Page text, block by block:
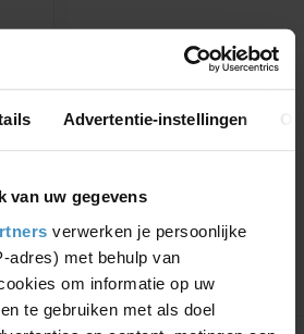
Advertentie-instellingen
van uw gegevens
verwerken je persoonlijke
adres) met behulp van
om informatie op uw
te gebruiken met als doel
Ø
-
Showing1-1of 1